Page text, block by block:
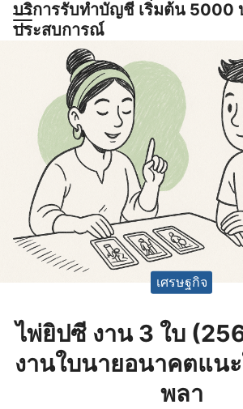
Skipบริการรับทำบัญชี เริ่มต้น 5000
ประสบการณ์
ญชีและภาษีครบวงจร |
เศรษฐกิจ
ไพ่ยิปซี งาน 3 ใบ
งานใบนายอนาคตแน
พลา